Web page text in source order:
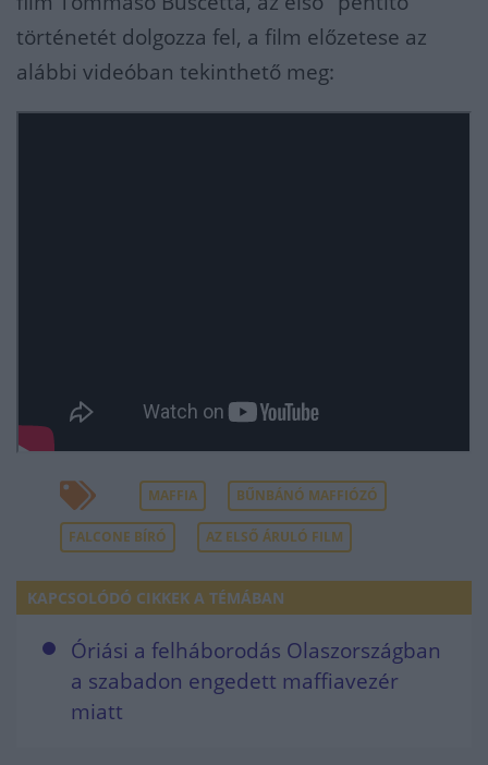
történetét dolgozza fel, a film előzetese az
alábbi videóban tekinthető meg:
MAFFIA BŰNBÁNÓ MAFFIÓZÓ
FALCONE BÍRÓ AZ ELSŐ ÁRULÓ FILM
KAPCSOLÓDÓ CIKKEK A TÉMÁBAN
Óriási a felháborodás Olaszországban
a szabadon engedett maffiavezér
miatt